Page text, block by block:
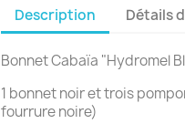
Description Détails
Bonnet Cabaïa "Hydromel
1 bonnet noir et trois
fourrure noire)